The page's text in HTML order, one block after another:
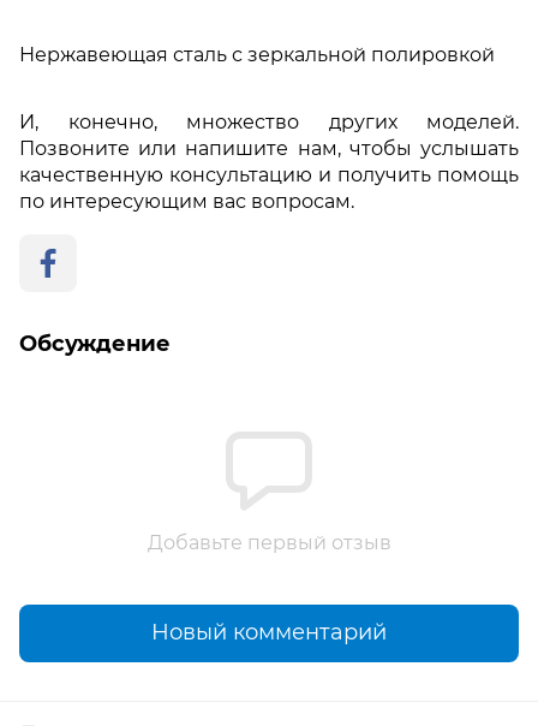
Нержавеющая сталь с зеркальной полировкой
И, конечно, множество других моделей.
Позвоните или напишите нам, чтобы услышать
качественную консультацию и получить помощь
по интересующим вас вопросам.
Обсуждение
Добавьте первый отзыв
Новый комментарий